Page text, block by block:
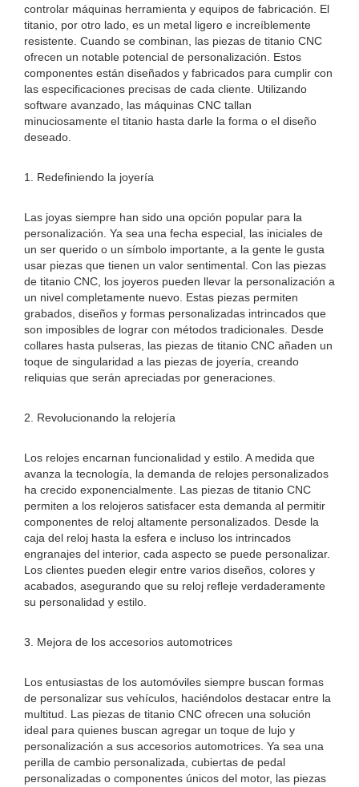
controlar máquinas herramienta y equipos de fabricación. El
titanio, por otro lado, es un metal ligero e increíblemente
resistente. Cuando se combinan, las piezas de titanio CNC
ofrecen un notable potencial de personalización. Estos
componentes están diseñados y fabricados para cumplir con
las especificaciones precisas de cada cliente. Utilizando
software avanzado, las máquinas CNC tallan
minuciosamente el titanio hasta darle la forma o el diseño
deseado.
1. Redefiniendo la joyería
Las joyas siempre han sido una opción popular para la
personalización. Ya sea una fecha especial, las iniciales de
un ser querido o un símbolo importante, a la gente le gusta
usar piezas que tienen un valor sentimental. Con las piezas
de titanio CNC, los joyeros pueden llevar la personalización a
un nivel completamente nuevo. Estas piezas permiten
grabados, diseños y formas personalizadas intrincados que
son imposibles de lograr con métodos tradicionales. Desde
collares hasta pulseras, las piezas de titanio CNC añaden un
toque de singularidad a las piezas de joyería, creando
reliquias que serán apreciadas por generaciones.
2. Revolucionando la relojería
Los relojes encarnan funcionalidad y estilo. A medida que
avanza la tecnología, la demanda de relojes personalizados
ha crecido exponencialmente. Las piezas de titanio CNC
permiten a los relojeros satisfacer esta demanda al permitir
componentes de reloj altamente personalizados. Desde la
caja del reloj hasta la esfera e incluso los intrincados
engranajes del interior, cada aspecto se puede personalizar.
Los clientes pueden elegir entre varios diseños, colores y
acabados, asegurando que su reloj refleje verdaderamente
su personalidad y estilo.
3. Mejora de los accesorios automotrices
Los entusiastas de los automóviles siempre buscan formas
de personalizar sus vehículos, haciéndolos destacar entre la
multitud. Las piezas de titanio CNC ofrecen una solución
ideal para quienes buscan agregar un toque de lujo y
personalización a sus accesorios automotrices. Ya sea una
perilla de cambio personalizada, cubiertas de pedal
personalizadas o componentes únicos del motor, las piezas